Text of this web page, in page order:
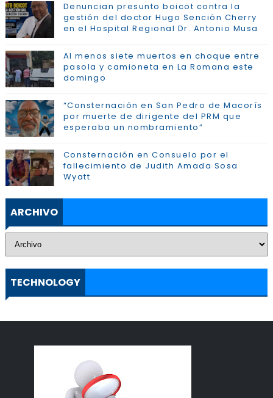
Denuncian presunto boicot contra la
gestión del doctor Hugo Sención Cherry
en el Hospital Regional Dr. Antonio Musa
Al menos siete muertos en choque entre
pasola y camioneta en La Romana este
domingo
“Consternación en San Pedro de Macorís
por muerte de dirigente del PRM que
esperaba un nombramiento”
Consternación en Consuelo por el
fallecimiento de Judith Amada Sosa
Wyatt
ARCHIVO
TECHNOLOGY